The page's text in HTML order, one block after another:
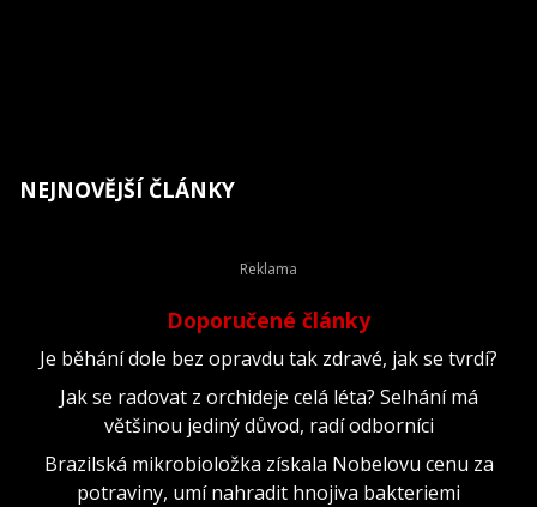
NEJNOVĚJŠÍ ČLÁNKY
Doporučené články
Je běhání dole bez opravdu tak zdravé, jak se tvrdí?
Jak se radovat z orchideje celá léta? Selhání má
většinou jediný důvod, radí odborníci
Brazilská mikrobioložka získala Nobelovu cenu za
potraviny, umí nahradit hnojiva bakteriemi